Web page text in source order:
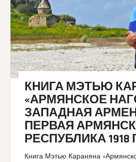
КНИГА МЭТЬЮ
«АРМЯНСКОЕ
ЗАПАДНАЯ
ПЕРВАЯ
РЕСПУБЛИКА 1918
Книга Мэтью Караняна